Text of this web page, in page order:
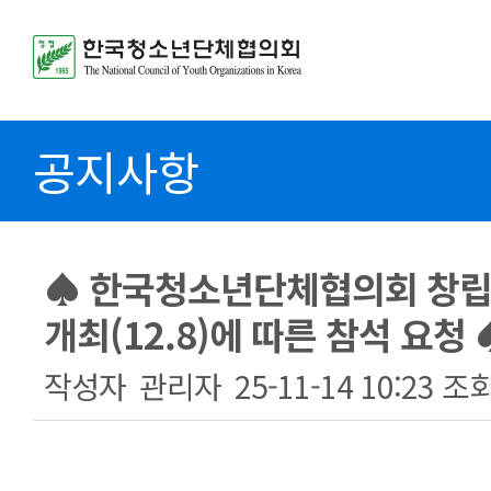
공지사항
♠ 한국청소년단체협의회 창
개최(12.8)에 따른 참석 요
작성자 관리자 25-11-14 10:23 조